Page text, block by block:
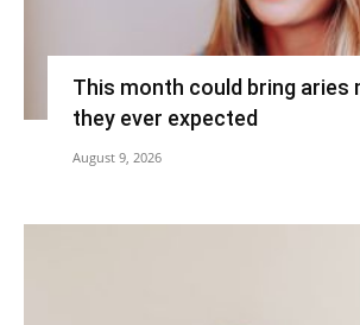
This month could bring aries
they ever expected
August 9, 2026